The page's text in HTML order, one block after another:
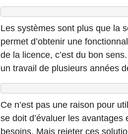
Les systèmes sont plus que la
permet d’obtenir une
de la licence, c’est du bon
un travail de plusieurs années
Ce n’est pas une raison pour
se doit d’évaluer les
besoins. Mais rejeter ces